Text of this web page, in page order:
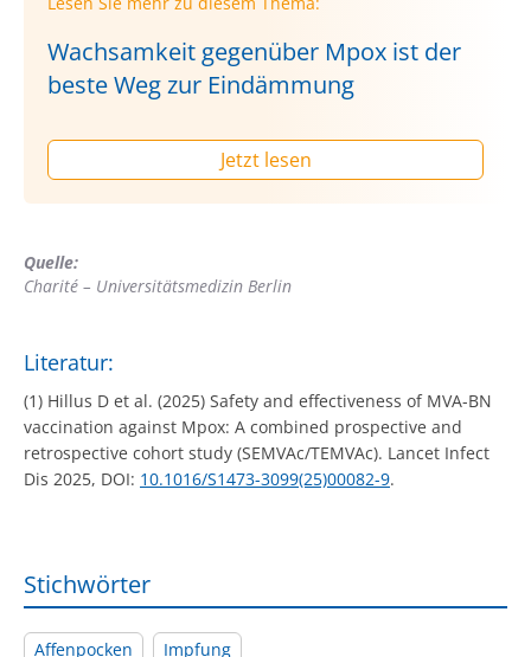
Wachsamkeit gegenüber Mpox ist der
beste Weg zur Eindämmung
Jetzt lesen
Quelle:
Charité – Universitätsmedizin Berlin
Literatur:
(1) Hillus D et al. (2025) Safety and effectiveness of MVA-BN
vaccination against Mpox: A combined prospective and
retrospective cohort study (SEMVAc/TEMVAc). Lancet Infect
Dis 2025, DOI: 10.1016/S1473-3099(25)00082-9.
Stichwörter
Affenpocken Impfung